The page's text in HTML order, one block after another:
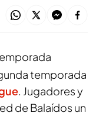
temporada
. Jugadores y
de Balaídos un